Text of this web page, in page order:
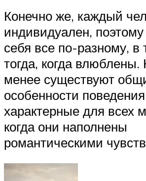
Конечно же, каждый
индивидуален,
себя все по-разному, в
тогда, когда
менее существуют
особенности поведения
характерные для всех
когда они наполнены
романтическими